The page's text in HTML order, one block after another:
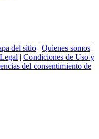
del sitio | Quienes somos |
| Condiciones de Uso y
del consentimiento de